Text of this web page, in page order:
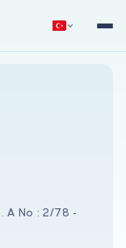
A No : 2/78 -